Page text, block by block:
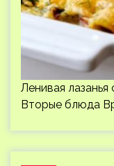
Ленивая
Вторые блюда